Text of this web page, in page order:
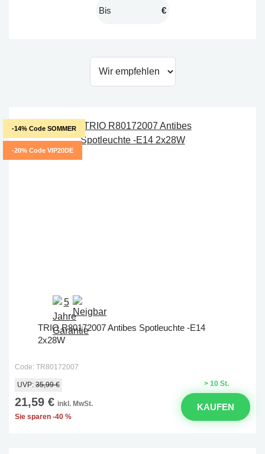
€
-14% Code SOMMER
-20% Code VIP20DE
TRIO R80172007 Antibes Spotleuchte -E14
2x28W
Code: TR80172007
> 10 St.
UVP: 35,99 €
21,59 € inkl. MwSt.
Sie sparen -40 %
KAUFEN